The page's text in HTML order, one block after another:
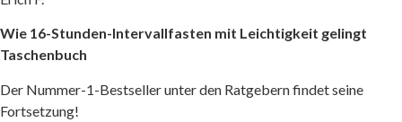
Wie 16-Stunden-Intervallfasten mit Leichtigkeit gelingt
Taschenbuch
Der Nummer-1-Bestseller unter den Ratgebern findet seine
Fortsetzung!